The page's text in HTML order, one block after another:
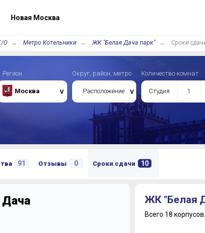
Новая Москва
О Метро Котельники ЖК "Белая Дача парк" Сроки
Регион
Москва
Округ, район, метро
Расположение
Количество комнат
Студия 1
91 Отзывы 0 Сроки сдачи 10
Дача
ЖК "Белая
Всего 18 корпусов.